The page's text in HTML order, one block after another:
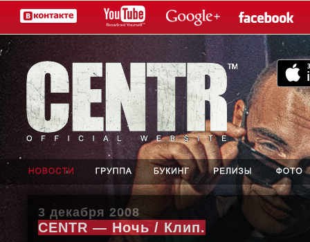
3 декабря 2008
CENTR — Ночь / Клип.